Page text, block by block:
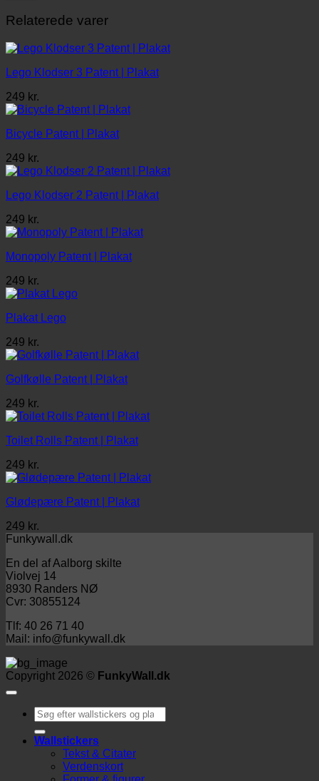
Relaterede varer
Lego Klodser 3 Patent | Plakat
249 kr.
Bicycle Patent | Plakat
249 kr.
Lego Klodser 2 Patent | Plakat
249 kr.
Monopoly Patent | Plakat
249 kr.
Plakat Lego
249 kr.
Golfkølle Patent | Plakat
249 kr.
Toilet Rolls Patent | Plakat
249 kr.
Glødepære Patent | Plakat
249 kr.
Funkywall.dk
En del af Aalborg skilte
Violvej 14
8930 Randers NØ
Cvr: 30855124
Tlf: 40 26 71 40
Mail: info@funkywall.dk
Copyright 2026 © FunkyWall.dk
Søg
efter:
Wallstickers
Tekst & Citater
Verdenskort